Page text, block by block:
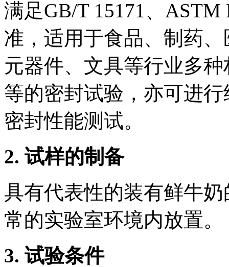
满足GB/T 15171、
准，适用于食品、制药
元器件、文具等行业多
等的密封试验，亦可进
密封性能测试。
2. 试样的制备
具有代表性的装有鲜牛
常的实验室环境内放置。
3. 试验条件